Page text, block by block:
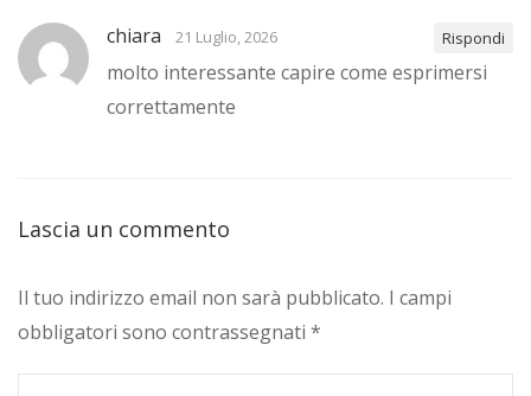
chiara 21 Luglio, 2026 Rispondi
molto interessante capire come esprimersi
correttamente
Lascia un commento
Il tuo indirizzo email non sarà pubblicato. I campi
obbligatori sono contrassegnati *